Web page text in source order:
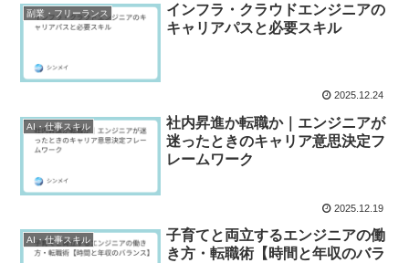
副業・フリーランス
インフラ・クラウドエンジニアの
キャリアパスと必要スキル
2025.12.24
AI・仕事スキル
社内昇進か転職か｜エンジニアが
迷ったときのキャリア意思決定フ
レームワーク
2025.12.19
AI・仕事スキル
子育てと両立するエンジニアの働
き方・転職術【時間と年収のバラ